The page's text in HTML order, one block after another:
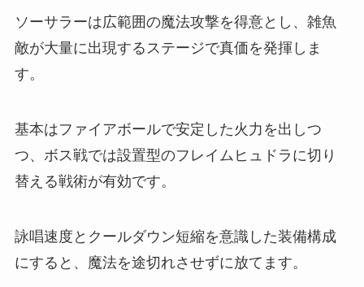
ソーサラーは広範囲の魔法攻撃を得意とし、雑魚
敵が大量に出現するステージで真価を発揮しま
す。
基本はファイアボールで安定した火力を出しつ
つ、ボス戦では設置型のフレイムヒュドラに切り
替える戦術が有効です。
詠唱速度とクールダウン短縮を意識した装備構成
にすると、魔法を途切れさせずに放てます。